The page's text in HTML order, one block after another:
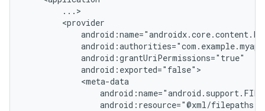
android:resource="@xml/filepaths"